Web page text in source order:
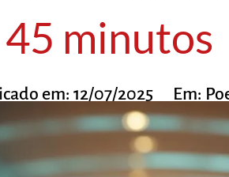
45 minutos
em: 12/07/2025 Em: